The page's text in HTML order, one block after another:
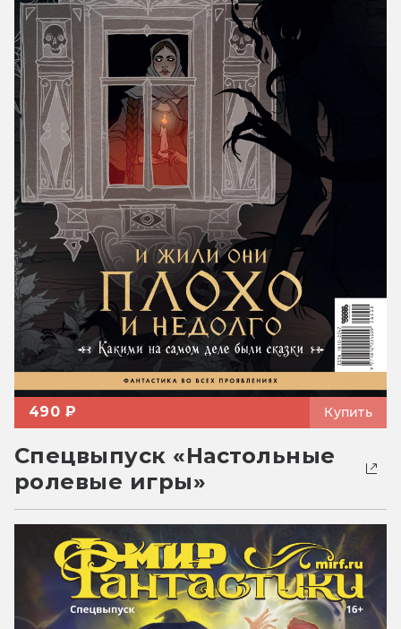
490 ₽ Купить
Спецвыпуск «Настольные
ролевые игры»